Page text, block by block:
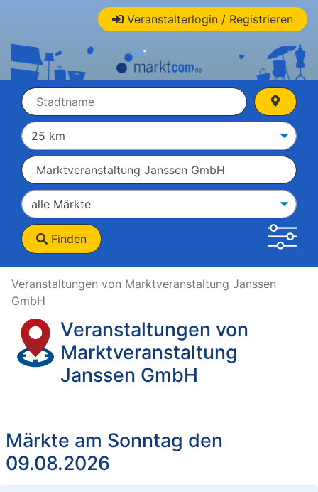
Veranstalterlogin / Registrieren
Finden
Veranstaltungen von Marktveranstaltung Janssen
GmbH
Veranstaltungen von
Marktveranstaltung
Janssen GmbH
Märkte am Sonntag den
09.08.2026